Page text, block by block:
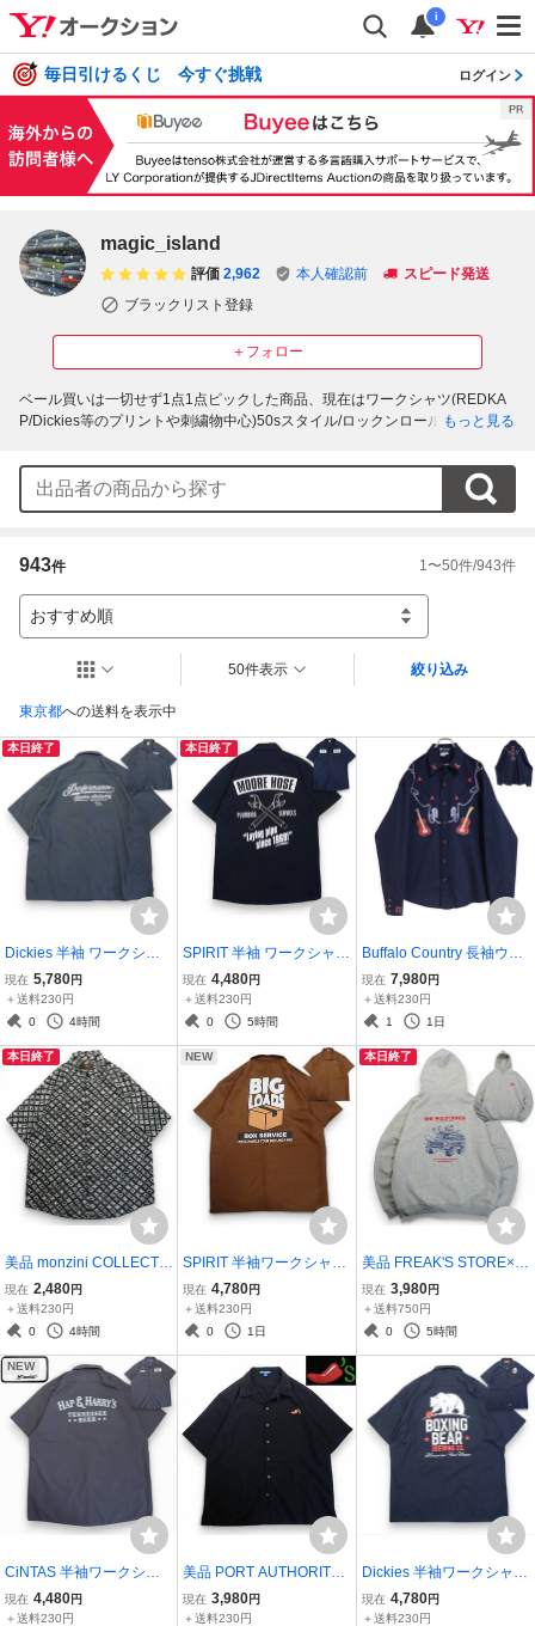
i
毎日引けるくじ 今すぐ挑戦 ログイン
magic_island
＋フォロー
評価 2,962 本人確認前
スピード発送
ブラックリスト登録
ベール買いは一切せず1点1点ピックした商品、現在はワークシャツ(REDKA
P/Dickies等のプリントや刺繍物中心)50sスタイル/ロックンロール/ロカビリ
ールジャケット、オーバーオール、ツナギ等をメインに出品中。東京からの
出品・発送。発送不可の日はこちらに記載、終了翌日昼12:00までにかんたん
決済手続き完了でほぼ当日の発送。ほとんどの商品は商品詳細に記載の様に
ます(一度入札が入るとウォッチリストがリセットされるためご理解下さい
もっと見る
943件 1 〜50件/943件
おすすめ順
東京都への送料を表示中
50件表示 絞り込み
本日終了
Dickies 半袖 ワークシャ
ツ 2XL●Performance Rac
ing Industry INDIANAPOL
IS 刺繍プリント●洗濯プレ
ーズ古着7723
現在 5,780円
＋送料230円
0
4時間
本日終了
SPIRIT 半袖 ワークシャツ
M●スパナ MOORE HOSE
PLUMBING SERVIES Lay
ing pipe since 1969!ワッ
ス済●古着7703
現在 4,480円
＋送料230円
0
5時間
Buffalo Country 長袖ウエ
スタンシャツ XXL(実質XL
程度)●両面刺繍入り ロカ
ビリーRock'n'Roll●洗濯プ
116
現在 7,980円
＋送料230円
1
1日
本日終了
美品 monzini COLLECTIO
N ITALY製 80sビンテージ
半袖シャツ L●雰囲気系◎
アデザイン アート 柄 vint
724
現在 2,480円
＋送料230円
0
4時間
NEW
SPIRIT 半袖ワークシャツ
L●両面プリントBIG LOA
DS BOX SERVICE LARG
E PACKAGE EXPERT ブ
●ネコポス可●古着7687
現在 4,780円
＋送料230円
0
1日
本日終了
美品 FREAK'S STORE×S
HE WOLF DINERコラボ
スウェットパーカーL●ビ
ックシルエット オーバー
＆BEER●洗濯済古着7380
現在 3,980円
＋送料750円
0
5時間
NEW
CiNTAS 半袖ワークシャ
ツ L●ホンキートンク HO
NKY TONK CENTRAL HA
現在 4,480円
＋送料230円
美品 PORT AUTHORITY
半袖ワークシャツ XL●chil
is 刺繍 オープンシャツ 唐
現在 3,980円
＋送料230円
Dickies 半袖ワークシャツ
XL●ボクシンググローブ
をつけた熊BOXING BEA
現在 4,780円
＋送料230円